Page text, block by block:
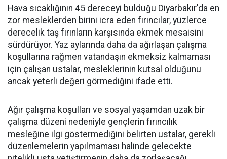
Hava sıcaklığının 45 dereceyi bulduğu Diyarbakır'da en
zor mesleklerden birini icra eden fırıncılar, yüzlerce
derecelik taş fırınların karşısında ekmek mesaisini
sürdürüyor. Yaz aylarında daha da ağırlaşan çalışma
koşullarına rağmen vatandaşın ekmeksiz kalmaması
için çalışan ustalar, mesleklerinin kutsal olduğunu
ancak yeterli değeri görmediğini ifade etti.
Ağır çalışma koşulları ve sosyal yaşamdan uzak bir
çalışma düzeni nedeniyle gençlerin fırıncılık
mesleğine ilgi göstermediğini belirten ustalar, gerekli
düzenlemelerin yapılmaması halinde gelecekte